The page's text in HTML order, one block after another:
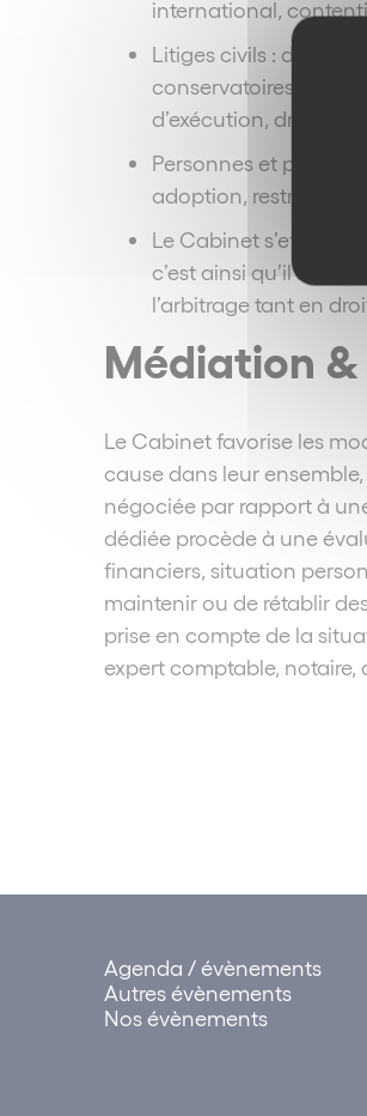
international,
Litiges civils : droit
conservatoires, droit
d’exécution, droit de
Personnes et
adoption,
Le Cabinet s’efforce
c’est ainsi qu’il s’est
l’arbitrage tant en
Médiation
Le Cabinet favorise les
cause dans leur
négociée par rapport à
dédiée procède à une
financiers, situation
maintenir ou de rétablir
prise en compte de la
expert comptable, notaire,
Agenda / évènements
Autres évènements
Nos évènements